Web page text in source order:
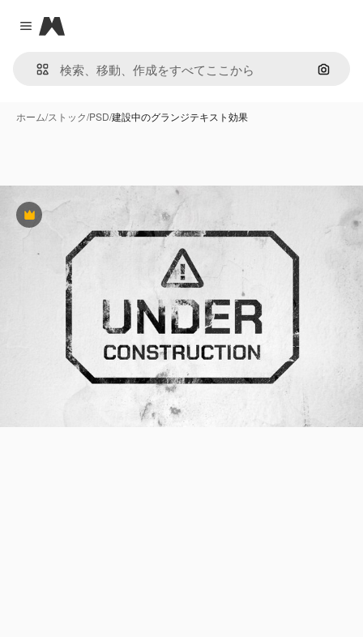
Close menu
Magnific
画像で
ホーム/ストック/PSD/建設中のグランジテキスト効果
Premium